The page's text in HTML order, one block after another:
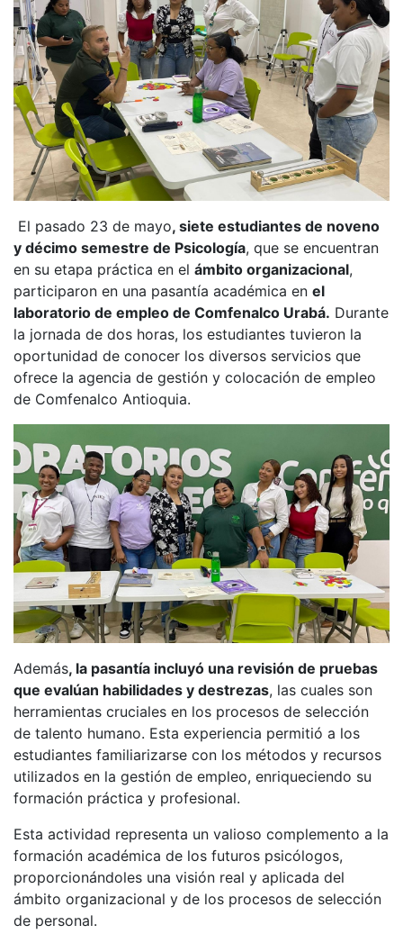
El pasado 23 de mayo, siete estudiantes de noveno
y décimo semestre de Psicología, que se encuentran
en su etapa práctica en el ámbito organizacional,
participaron en una pasantía académica en el
laboratorio de empleo de Comfenalco Urabá. Durante
la jornada de dos horas, los estudiantes tuvieron la
oportunidad de conocer los diversos servicios que
ofrece la agencia de gestión y colocación de empleo
de Comfenalco Antioquia.
Además, la pasantía incluyó una revisión de pruebas
que evalúan habilidades y destrezas, las cuales son
herramientas cruciales en los procesos de selección
de talento humano. Esta experiencia permitió a los
estudiantes familiarizarse con los métodos y recursos
utilizados en la gestión de empleo, enriqueciendo su
formación práctica y profesional.
Esta actividad representa un valioso complemento a la
formación académica de los futuros psicólogos,
proporcionándoles una visión real y aplicada del
ámbito organizacional y de los procesos de selección
de personal.